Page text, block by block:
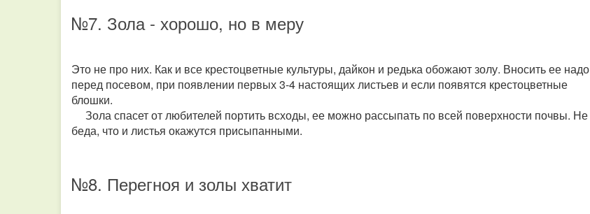
№7. Зола - хорошо, но в меру
Это не про них. Как и все крестоцветные культуры, дайкон и редька обожают золу. Вносить ее надо
перед посевом, при появлении первых 3-4 настоящих листьев и если появятся крестоцветные
блошки.
Зола спасет от любителей портить всходы, ее можно рассыпать по всей поверхности почвы. Не
беда, что и листья окажутся присыпанными.
№8. Перегноя и золы хватит